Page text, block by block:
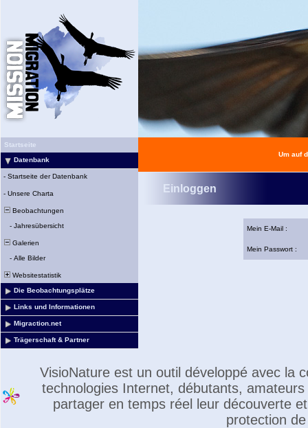
Startseite
Datenbank
- Startseite der Datenbank
- Unsere Charta
Beobachtungen
- Jahresübersicht
Galerien
- Alle Bilder
Websitestatistik
Die Beobachtungsplätze
Links und Informationen
Migraction.net
Trägerschaft & Partner
Um auf
Einloggen
Mein E-Mail :
Mein Passwort :
VisioNature est un outil développé avec la
technologies Internet, débutants,
partager en temps réel leur découverte
protection